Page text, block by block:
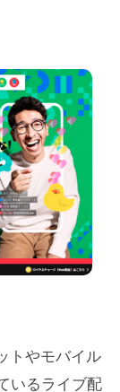
トやモバイル
いるライブ配